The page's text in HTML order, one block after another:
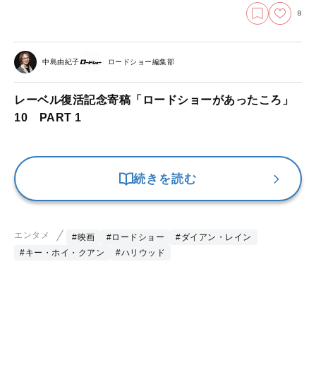
8
中島由紀子 ロードショー編集部
レーベル復活記念寄稿「ロードショーがあったころ」
10 PART 1
続きを読む
エンタメ #映画 #ロードショー
#ダイアン・レイン
#キー・ホイ・クアン
#ハリウッド